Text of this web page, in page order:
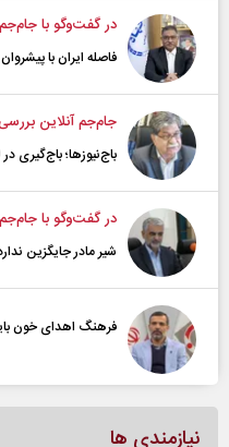
در گفت‌و‌گو با
فاصله ایران با
جام‌جم آنلاین
باج‌نیوزها؛ باج‌گیری
در گفت‌و‌گو با
شیر مادر جایگزین
فرهنگ اهدای خون
نیازمندی ها